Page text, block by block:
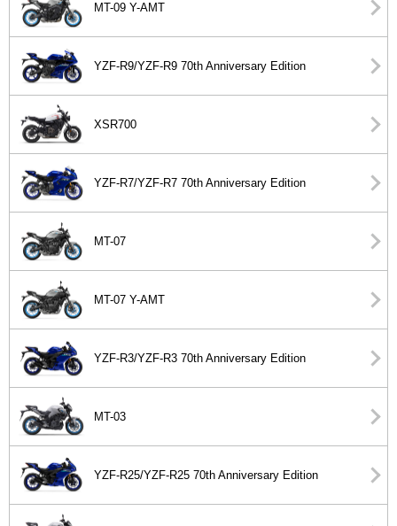
MT-09 Y-AMT
YZF-R9/YZF-R9 70th Anniversary Edition
XSR700
YZF-R7/YZF-R7 70th Anniversary Edition
MT-07
MT-07 Y-AMT
YZF-R3/YZF-R3 70th Anniversary Edition
MT-03
YZF-R25/YZF-R25 70th Anniversary Edition